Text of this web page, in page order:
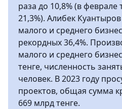
раза до 10,8% (в феврале
21,3%). Алибек
малого и среднего
рекордных 36,4%.
малого и среднего
тенге, численность
человек. В 2023 году
проектов, общая сумма
669 млрд тенге.